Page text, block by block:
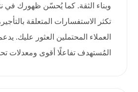
وبناء الثقة. كما يُحسّن ظهورك في
تكثر الاستفسارات المتعلقة
العملاء المحتملين العثور عليك.
المُستهدف تفاعلًا أقوى ومعدلات